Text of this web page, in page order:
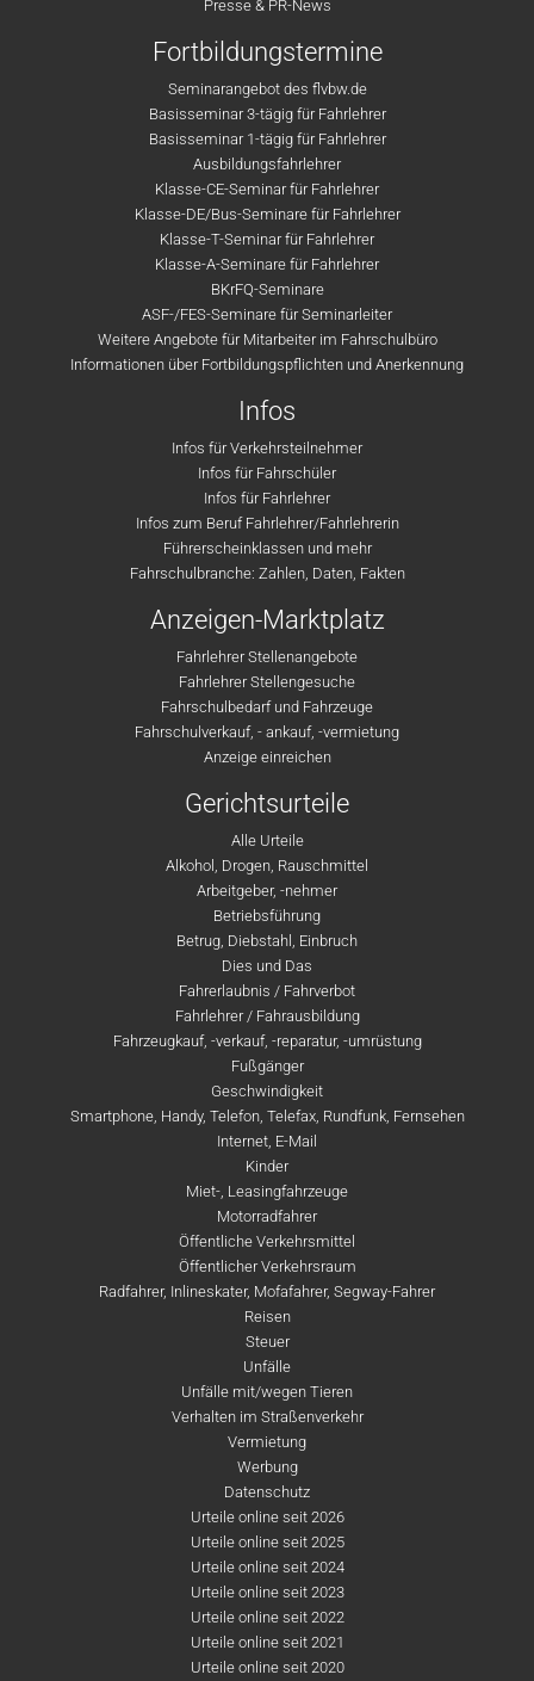
Presse & PR-News
Fortbildungstermine
Seminarangebot des flvbw.de
Basisseminar 3-tägig für Fahrlehrer
Basisseminar 1-tägig für Fahrlehrer
Ausbildungsfahrlehrer
Klasse-CE-Seminar für Fahrlehrer
Klasse-DE/Bus-Seminare für Fahrlehrer
Klasse-T-Seminar für Fahrlehrer
Klasse-A-Seminare für Fahrlehrer
BKrFQ-Seminare
ASF-/FES-Seminare für Seminarleiter
Weitere Angebote für Mitarbeiter im Fahrschulbüro
Informationen über Fortbildungspflichten und Anerkennung
Infos
Infos für Verkehrsteilnehmer
Infos für Fahrschüler
Infos für Fahrlehrer
Infos zum Beruf Fahrlehrer/Fahrlehrerin
Führerscheinklassen und mehr
Fahrschulbranche: Zahlen, Daten, Fakten
Anzeigen-Marktplatz
Fahrlehrer Stellenangebote
Fahrlehrer Stellengesuche
Fahrschulbedarf und Fahrzeuge
Fahrschulverkauf, - ankauf, -vermietung
Anzeige einreichen
Gerichtsurteile
Alle Urteile
Alkohol, Drogen, Rauschmittel
Arbeitgeber, -nehmer
Betriebsführung
Betrug, Diebstahl, Einbruch
Dies und Das
Fahrerlaubnis / Fahrverbot
Fahrlehrer / Fahrausbildung
Fahrzeugkauf, -verkauf, -reparatur, -umrüstung
Fußgänger
Geschwindigkeit
Smartphone, Handy, Telefon, Telefax, Rundfunk, Fernsehen
Internet, E-Mail
Kinder
Miet-, Leasingfahrzeuge
Motorradfahrer
Öffentliche Verkehrsmittel
Öffentlicher Verkehrsraum
Radfahrer, Inlineskater, Mofafahrer, Segway-Fahrer
Reisen
Steuer
Unfälle
Unfälle mit/wegen Tieren
Verhalten im Straßenverkehr
Vermietung
Werbung
Datenschutz
Urteile online seit 2026
Urteile online seit 2025
Urteile online seit 2024
Urteile online seit 2023
Urteile online seit 2022
Urteile online seit 2021
Urteile online seit 2020